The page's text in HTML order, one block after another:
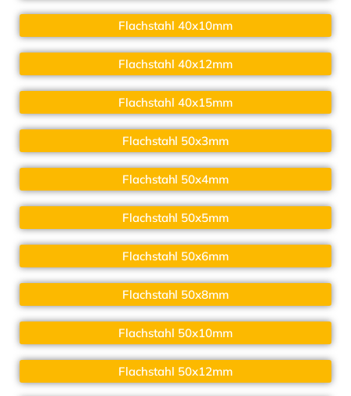
Flachstahl 40x10mm
Flachstahl 40x12mm
Flachstahl 40x15mm
Flachstahl 50x3mm
Flachstahl 50x4mm
Flachstahl 50x5mm
Flachstahl 50x6mm
Flachstahl 50x8mm
Flachstahl 50x10mm
Flachstahl 50x12mm